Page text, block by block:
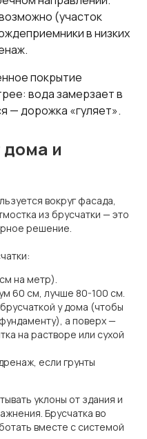
(участок
в низких
покрытие
вода замерзает в
— дорожка «гуляет».
дома и
вокруг фасада,
из брусчатки — это
решение.
на метр).
60 см, лучше 80-100 см.
у дома (чтобы
а поверх —
на растворе или сухой
если грунты
уклоны от здания и
Брусчатка во
вместе с системой